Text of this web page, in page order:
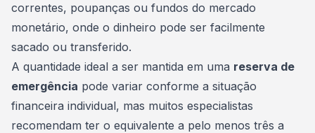
correntes, poupanças ou fundos do mercado
monetário, onde o dinheiro pode ser facilmente
sacado ou transferido.
A quantidade ideal a ser mantida em uma reserva de
emergência pode variar conforme a situação
financeira individual, mas muitos especialistas
recomendam ter o equivalente a pelo menos três a